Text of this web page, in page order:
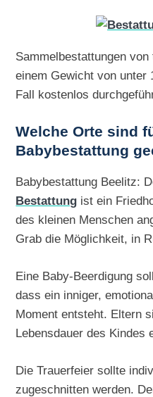
Sammelbestattungen
einem Gewicht von unter
Fall kostenlos
Welche Orte sind
Babybestattung
Babybestattung Beelitz:
Bestattung ist ein
des kleinen Menschen
Grab die Möglichkeit, in
Eine Baby-Beerdigung
dass ein inniger,
Moment entsteht. Eltern
Lebensdauer des Kindes
Die Trauerfeier sollte
zugeschnitten werden.